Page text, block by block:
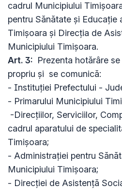
cadrul Municipiului
pentru Sănătate și Educație
Timișoara și Direcția de
Municipiului Timișoara.
Art. 3: Prezenta hotărâre
propriu și se comunică:
- Instituției Prefectului -
- Primarului Municipiului
-Direcțiilor, Serviciilor,
cadrul aparatului de
Timișoara;
- Administrației pentru
Municipiului Timișoara;
- Direcției de Asistență